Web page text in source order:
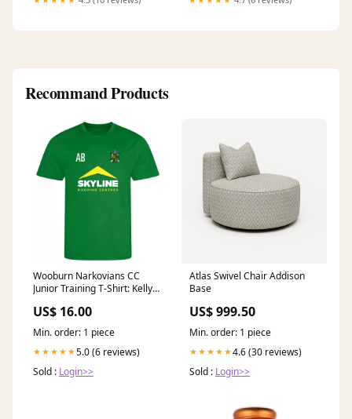
Gratwerkzeugen für Externe
Recommand Products
Wooburn Narkovians CC
Junior Training T-Shirt: Kelly
US$ 16.00
Min. order: 1 piece
★★★★★5.0 (6 reviews)
Sold : Login>>
Atlas Swivel Chair Addison
Base
US$ 999.50
Min. order: 1 piece
★★★★★4.6 (30 reviews)
Sold : Login>>